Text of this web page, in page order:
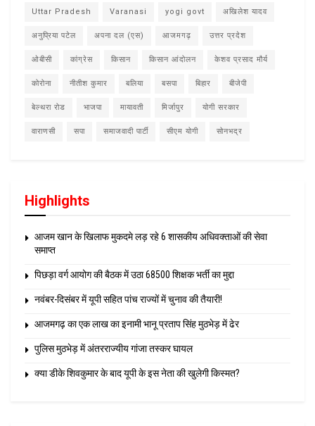
Uttar Pradesh Varanasi yogi govt अखिलेश यादव
अनुप्रिया पटेल अपना दल (एस) आजमगढ़ उत्तर प्रदेश
ओबीसी कांग्रेस किसान किसान आंदोलन केशव प्रसाद मौर्य
कोरोना नीतीश कुमार बलिया बसपा बिहार बीजेपी
बेल्थरा रोड भाजपा मायावती मिर्जापुर योगी सरकार
वाराणसी सपा समाजवादी पार्टी सीएम योगी सोनभद्र
Highlights
आजम खान के खिलाफ मुकदमे लड़ रहे 6 शासकीय अधिवक्ताओं की सेवा
समाप्त
पिछड़ा वर्ग आयोग की बैठक में उठा 68500 शिक्षक भर्ती का मुद्दा
नवंबर-दिसंबर में यूपी सहित पांच राज्यों में चुनाव की तैयारी!
आजमगढ़ का एक लाख का इनामी भानू प्रताप सिंह मुठभेड़ में ढेर
पुलिस मुठभेड़ में अंतरराज्यीय गांजा तस्कर घायल
क्या डीके शिवकुमार के बाद यूपी के इस नेता की खुलेगी किस्मत?